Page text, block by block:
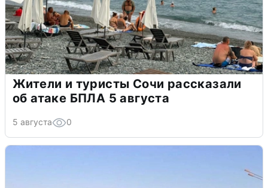
Жители и туристы Сочи рассказали
об атаке БПЛА 5 августа
5 августа 0